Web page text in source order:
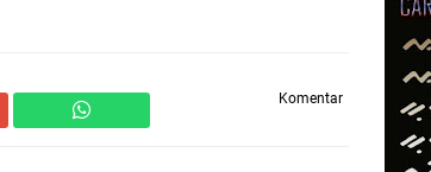
Komentar